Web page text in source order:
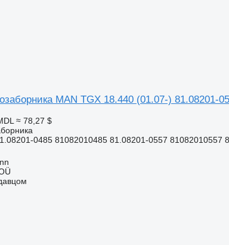
MAN TGX 18.440 (01.07-) 81.08201-
≈ 78,27 $
0485 81082010485 81.08201-0557 81082010557